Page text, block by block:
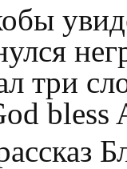
три
bless